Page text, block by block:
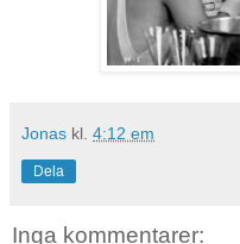
Jonas kl. 4:12 em
Dela
Inga kommentarer: